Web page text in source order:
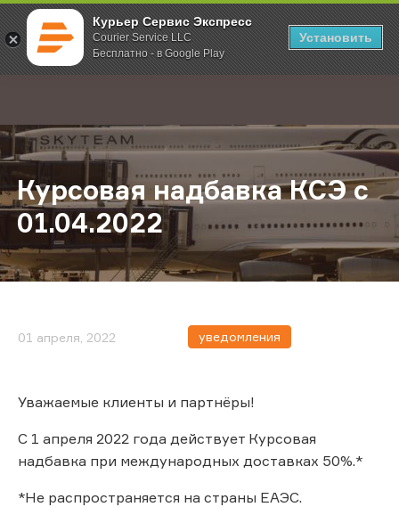
Курьер Сервис Экспресс
Courier Service LLC
Бесплатно - в Google Play
Установить
; Главная О компании Новости Курсовая надбавка КСЭ с
Курсовая надбавка КСЭ с
01.04.2022
01 апреля, 2022 уведомления
Уважаемые клиенты и партнёры!
С 1 апреля 2022 года действует Курсовая
надбавка при международных доставках 50%.*
*Не распространяется на страны ЕАЭС.